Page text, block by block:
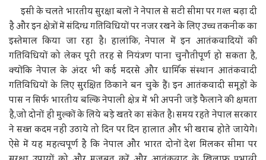
इसी के चलते भारतीय सुरक्षा बलों ने नेपाल से सटी सीमा पर गश्त बढ़ा दी
है और इन क्षेत्रों में संदिग्ध गतिविधियों पर नजर रखने के लिए उच्च तकनीक का
इस्तेमाल किया जा रहा है। हालांकि, नेपाल में इन आतंकवादियों की
गतिविधियों को लेकर पूरी तरह से नियंत्रण पाना चुनौतीपूर्ण हो सकता है,
क्योंकि नेपाल के अंदर भी कई मदरसे और धार्मिक संस्थान आतंकवादी
गतिविधियों के लिए सुरक्षित ठिकाने बन चुके हैं। इन आतंकवादी समूहों के
पास न सिर्फ भारतीय बल्कि नेपाली क्षेत्र में भी अपनी जड़ें फैलाने की क्षमता
है,जो दोनों ही मुल्कों के लिये बड़े खतरे का संकेत है। समय रहते नेपाल सरकार
ने सख्त कदम नहीं उठाये तो दिन पर दिन हालात और भी खराब होते जायेगेे।
ऐसे में यह महत्वपूर्ण है कि नेपाल और भारत दोनों देश मिलकर सीमा पर